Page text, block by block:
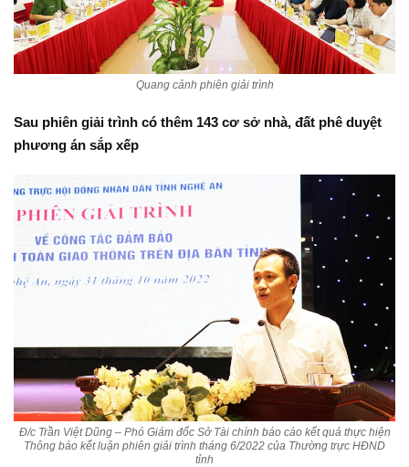
Quang cảnh phiên giải trình
Sau phiên giải trình có thêm 143 cơ sở nhà, đất phê duyệt
phương án sắp xếp
Đ/c Trần Việt Dũng – Phó Giám đốc Sở Tài chính báo cáo kết quả thực hiện
Thông báo kết luận phiên giải trình tháng 6/2022 của Thường trực HĐND
tỉnh